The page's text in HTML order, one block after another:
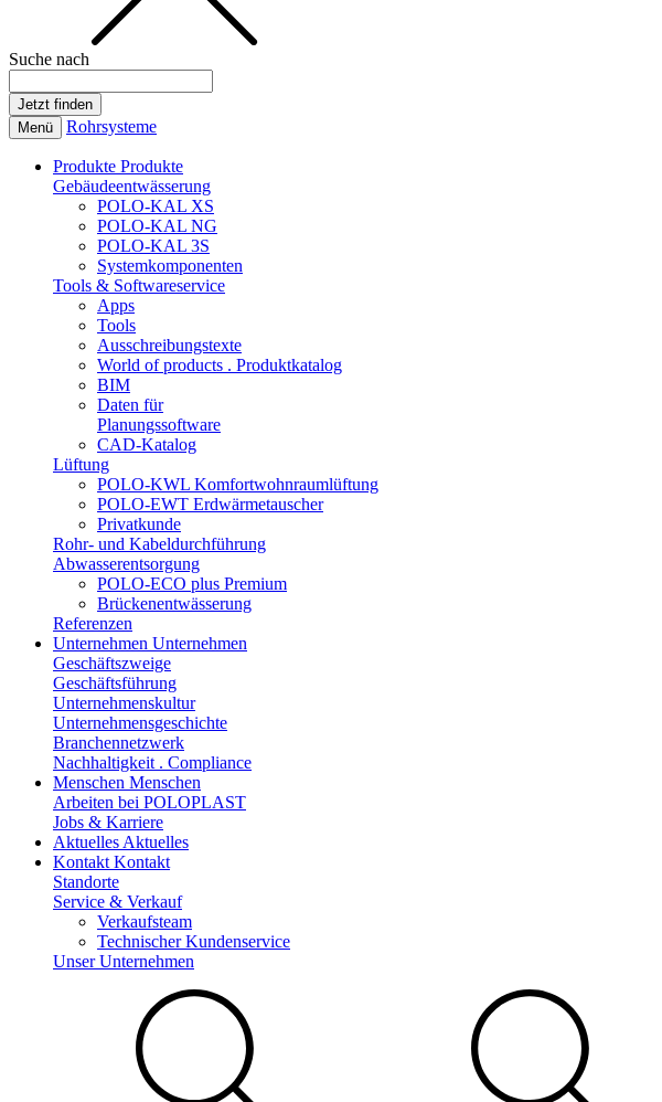
Suche nach
Menü Rohrsysteme
Produkte Produkte
Gebäudeentwässerung
POLO-KAL XS
POLO-KAL NG
POLO-KAL 3S
Systemkomponenten
Tools & Softwareservice
Apps
Tools
Ausschreibungstexte
World of products . Produktkatalog
BIM
Daten für
Planungssoftware
CAD-Katalog
Lüftung
POLO-KWL Komfortwohnraumlüftung
POLO-EWT Erdwärmetauscher
Privatkunde
Rohr- und Kabeldurchführung
Abwasserentsorgung
POLO-ECO plus Premium
Brückenentwässerung
Referenzen
Unternehmen Unternehmen
Geschäftszweige
Geschäftsführung
Unternehmenskultur
Unternehmensgeschichte
Branchennetzwerk
Nachhaltigkeit . Compliance
Menschen Menschen
Arbeiten bei POLOPLAST
Jobs & Karriere
Aktuelles Aktuelles
Kontakt Kontakt
Standorte
Service & Verkauf
Verkaufsteam
Technischer Kundenservice
Unser Unternehmen